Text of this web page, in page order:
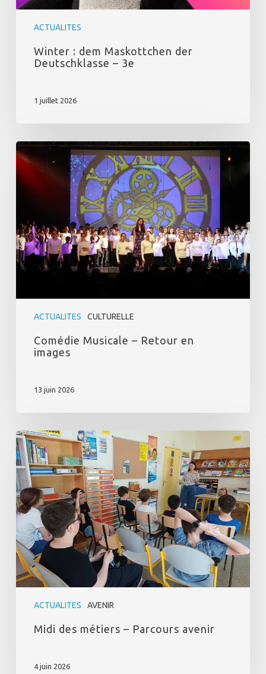
ACTUALITES
Winter : dem Maskottchen der
Deutschklasse – 3e
1 juillet 2026
ACTUALITES CULTURELLE
Comédie
Musicale
–
Retour
Comédie Musicale – Retour en
images
13 juin 2026
ACTUALITES AVENIR
Midi
des
métiers
–
Parcours
avenir
Midi des métiers – Parcours avenir
4 juin 2026